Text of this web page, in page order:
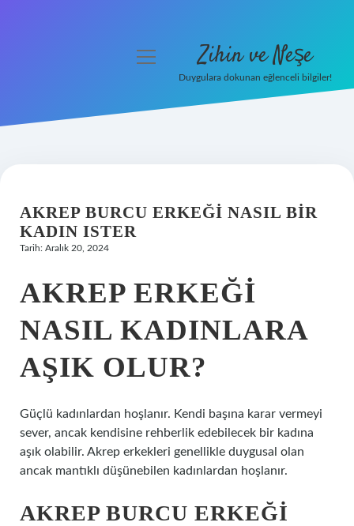
Hakkımızda
menüyü
Zihin ve Neşe
Duygulara dokunan eğlenceli bilgiler!
AKREP BURCU ERKEĞI NASIL BIR
KADIN ISTER
Tarih: Aralık 20, 2024
AKREP ERKEĞI
NASIL KADINLARA
AŞIK OLUR?
Güçlü kadınlardan hoşlanır. Kendi başına karar vermeyi
sever, ancak kendisine rehberlik edebilecek bir kadına
aşık olabilir. Akrep erkekleri genellikle duygusal olan
ancak mantıklı düşünebilen kadınlardan hoşlanır.
AKREP BURCU ERKEĞI